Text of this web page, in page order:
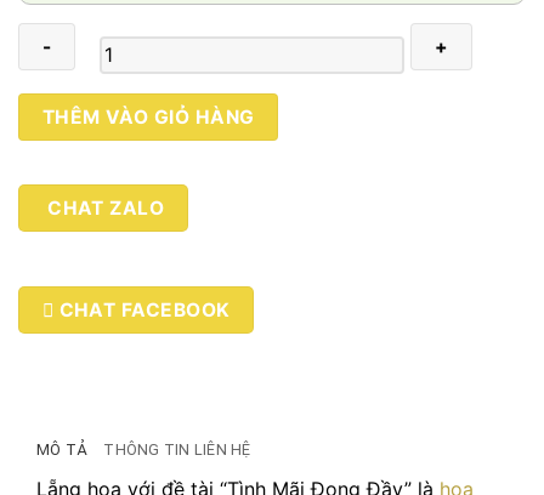
Tình
mãi
đầy
THÊM VÀO GIỎ HÀNG
CHAT ZALO
CHAT FACEBOOK
MÔ TẢ THÔNG TIN LIÊN HỆ
Lẵng hoa với đề tài “Tình Mãi Đong Đầy” là hoa